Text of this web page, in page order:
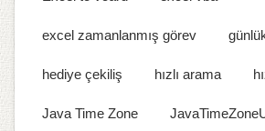
excel zamanlanmış görev
hediye çekiliş hızlı arama
Java Time Zone